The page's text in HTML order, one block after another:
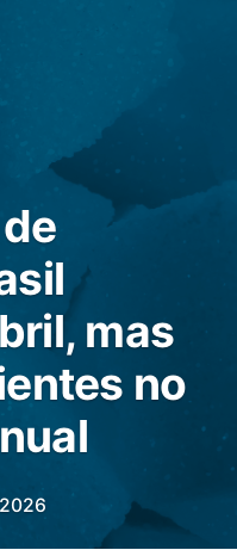
mas
no